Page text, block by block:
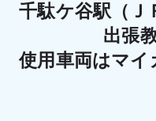
千駄ケ谷駅（Ｊ
出張
使用車両はマイ